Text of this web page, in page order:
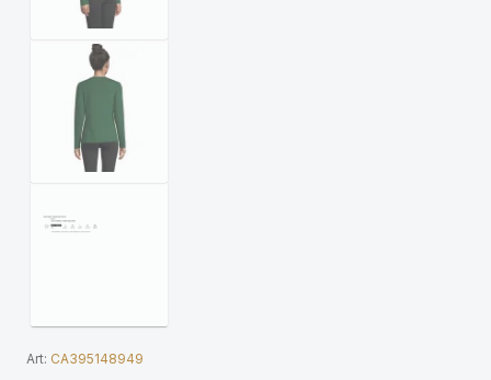
Art: CA395148949